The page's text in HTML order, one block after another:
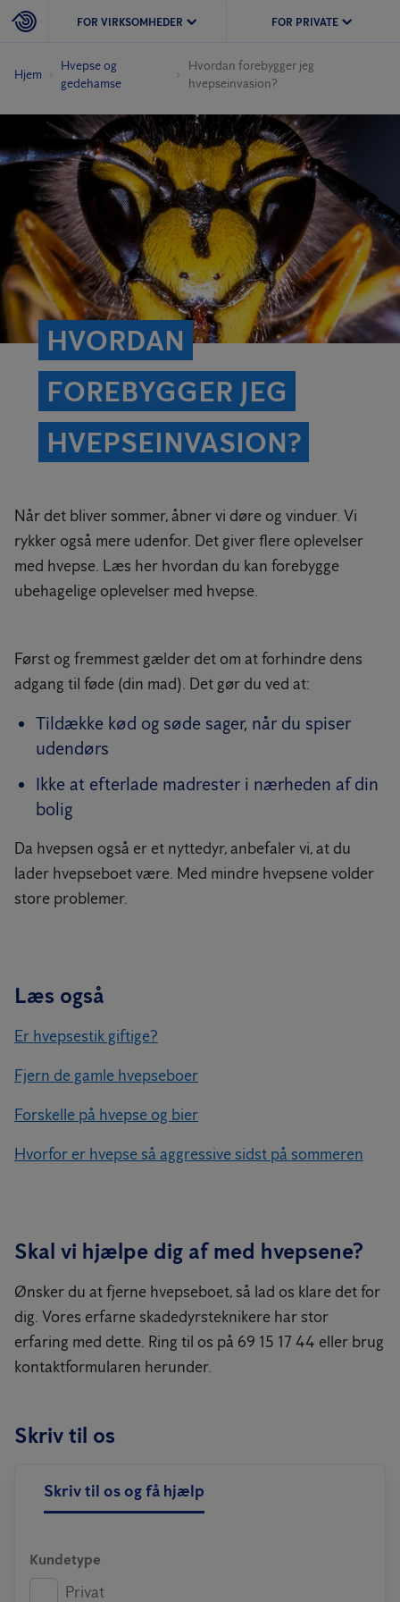
FOR VIRKSOMHEDER FOR PRIVATE
Hjem
Hvepse og
gedehamse
Hvordan forebygger jeg
hvepseinvasion?
HVORDAN
FOREBYGGER JEG
HVEPSEINVASION?
Når det bliver sommer, åbner vi døre og vinduer. Vi
rykker også mere udenfor. Det giver flere oplevelser
med hvepse. Læs her hvordan du kan forebygge
ubehagelige oplevelser med hvepse.
Først og fremmest gælder det om at forhindre dens
adgang til føde (din mad). Det gør du ved at:
Tildække kød og søde sager, når du spiser
udendørs
Ikke at efterlade madrester i nærheden af din
bolig
Da hvepsen også er et nyttedyr, anbefaler vi, at du
lader hvepseboet være. Med mindre hvepsene volder
store problemer.
Læs også
Er hvepsestik giftige?
Fjern de gamle hvepseboer
Forskelle på hvepse og bier
Hvorfor er hvepse så aggressive sidst på sommeren
Skal vi hjælpe dig af med hvepsene?
Ønsker du at fjerne hvepseboet, så lad os klare det for
dig. Vores erfarne skadedyrsteknikere har stor
erfaring med dette. Ring til os på 69 15 17 44 eller brug
kontaktformularen herunder.
Skriv til os
Skriv til os og få hjælp
Kundetype
Privat